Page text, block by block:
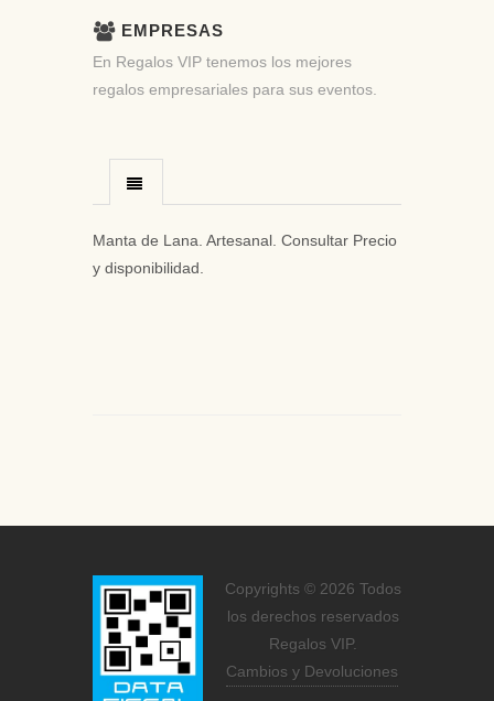
EMPRESAS
En Regalos VIP tenemos los mejores
regalos empresariales para sus eventos.
Manta de Lana. Artesanal. Consultar Precio
y disponibilidad.
Copyrights © 2026 Todos
los derechos reservados
Regalos VIP.
Cambios y Devoluciones